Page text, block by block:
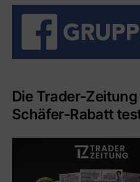
Die Trader-
Schäfer-Rabatt